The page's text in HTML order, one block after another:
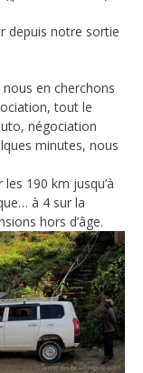
depuis notre sortie
en cherchons
tout le
négociation
minutes, nous
190 km jusqu’à
à 4 sur la
hors d’âge.